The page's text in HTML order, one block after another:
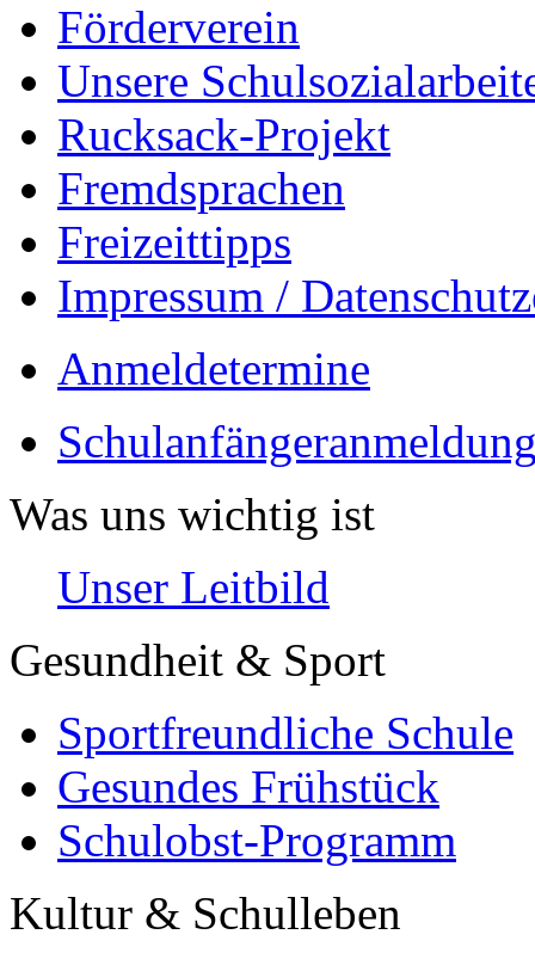
Förderverein
Unsere
Rucksack-Projekt
Fremdsprachen
Freizeittipps
Impressum /
Anmeldetermine
Was uns wichtig ist
Unser Leitbild
Gesundheit & Sport
Sportfreundliche Schule
Gesundes Frühstück
Schulobst-Programm
Kultur & Schulleben